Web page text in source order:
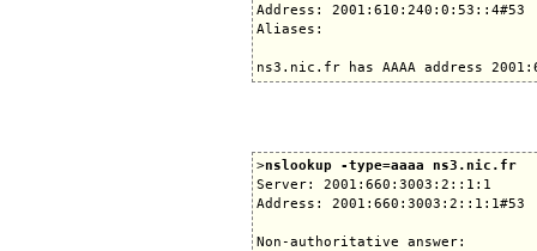
Address: 2001:610:240:0:53::4#53
Aliases:
>nslookup -type=aaaa ns3.nic.fr
Server: 2001:660:3003:2::1:1
Address: 2001:660:3003:2::1:1#53
Non-authoritative answer: